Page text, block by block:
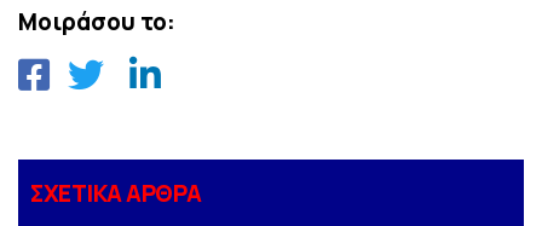
Μοιράσου το:
ΣΧΕΤΙΚΑ ΑΡΘΡΑ